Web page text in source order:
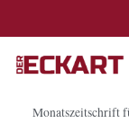
Monatszeitschrift